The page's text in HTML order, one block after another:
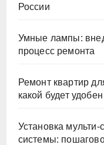
России
Умные лампы:
процесс ремонта
Ремонт квартир
какой будет удобен
Установка мульти-
системы: